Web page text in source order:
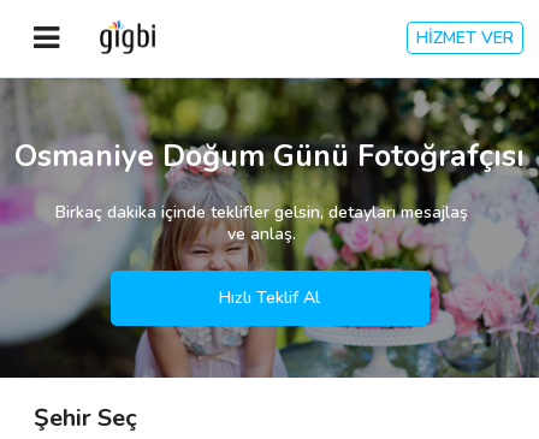
HİZMET VER
Anasayfa
Kayıt Ol
Kategoriler
🎈 Biz Kimiz?
Osmaniye Doğum Günü Fotoğrafçısı
Birkaç dakika içinde teklifler gelsin, detayları mesajlaş
ve anlaş.
Hızlı Teklif Al
Şehir Seç